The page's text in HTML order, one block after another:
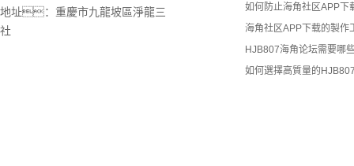
地址：重慶市九龍坡區淨龍三
社
如何防止海角社区APP下
海角社区APP下载的製作
HJB807海角论坛需要哪
如何選擇高質量的